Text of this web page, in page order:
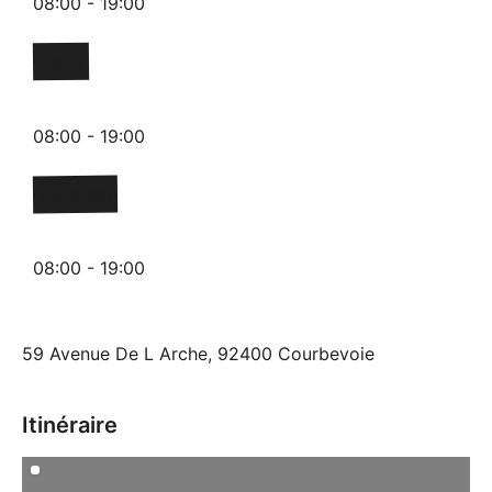
08:00 - 19:00
08:00 - 19:00
Itinéraire
59 Avenue De L Arche, 92400 Courbevoie